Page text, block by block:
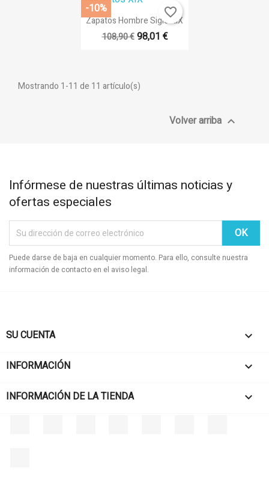
Vista rápida
Zapatos Hombre Siglo XIX
108,90 € 98,01 €
-10% favorite_border
Mostrando 1-11 de 11 artículo(s)
Volver arriba 
Infórmese de nuestras últimas noticias y
ofertas especiales
Puede darse de baja en cualquier momento. Para ello, consulte nuestra
información de contacto en el aviso legal.
SU CUENTA 
INFORMACIÓN 
INFORMACIÓN DE LA TIENDA keyboard_arrow_down